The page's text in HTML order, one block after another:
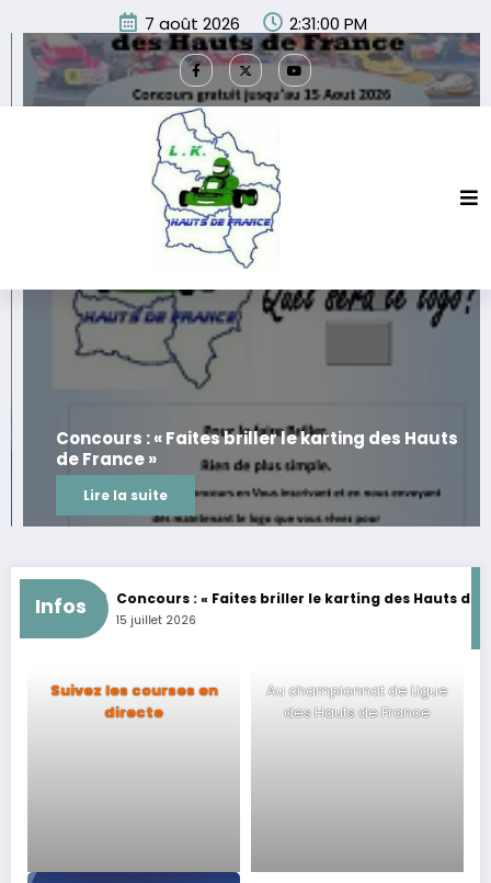
au
contenu
7 août 2026 2:31:01 PM
Concours : « Faites briller le karting des Hauts
de France »
Lire la suite
InfosConcours : « Faites briller le karting des Hauts de
15 juillet 2026
Suivez les courses en
directe
Au championnat de Ligue
des Hauts de France